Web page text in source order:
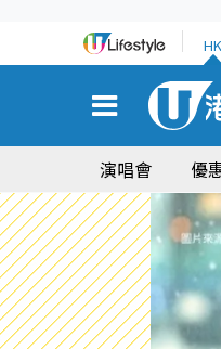
HK
演唱會 優